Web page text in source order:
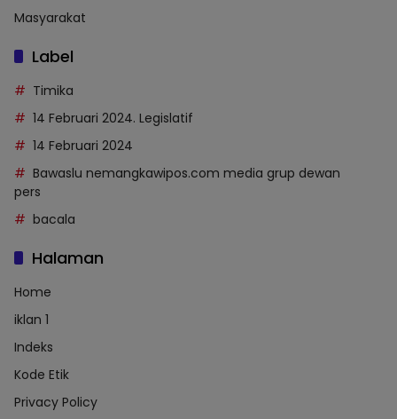
Masyarakat
Label
Timika
14 Februari 2024. Legislatif
14 Februari 2024
Bawaslu nemangkawipos.com media grup dewan
pers
bacala
Halaman
Home
iklan 1
Indeks
Kode Etik
Privacy Policy